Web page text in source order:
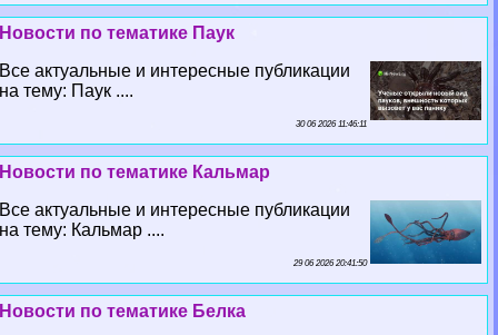
Новости по тематике Паук
Все актуальные и интересные публикации
на тему: Паук ....
30 06 2026 11:46:11
Новости по тематике Кальмар
Все актуальные и интересные публикации
на тему: Кальмар ....
29 06 2026 20:41:50
Новости по тематике Белка